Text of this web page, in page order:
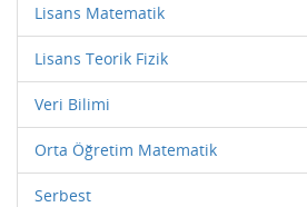
Lisans Matematik
Lisans Teorik Fizik
Veri Bilimi
Orta Öğretim Matematik
Serbest